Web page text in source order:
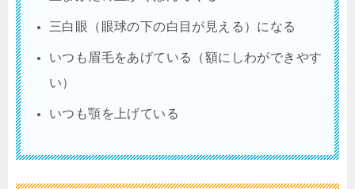
三白眼（眼球の下の白目が見える）になる
いつも眉毛をあげている（額にしわができやす
い）
いつも顎を上げている